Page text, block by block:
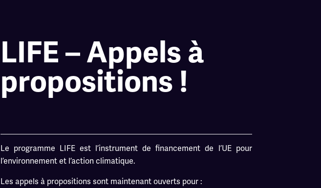
LIFE – Appels à
propositions !
Le programme LIFE est l’instrument de financement de l’UE pour
l’environnement et l’action climatique.
Les appels à propositions sont maintenant ouverts pour :